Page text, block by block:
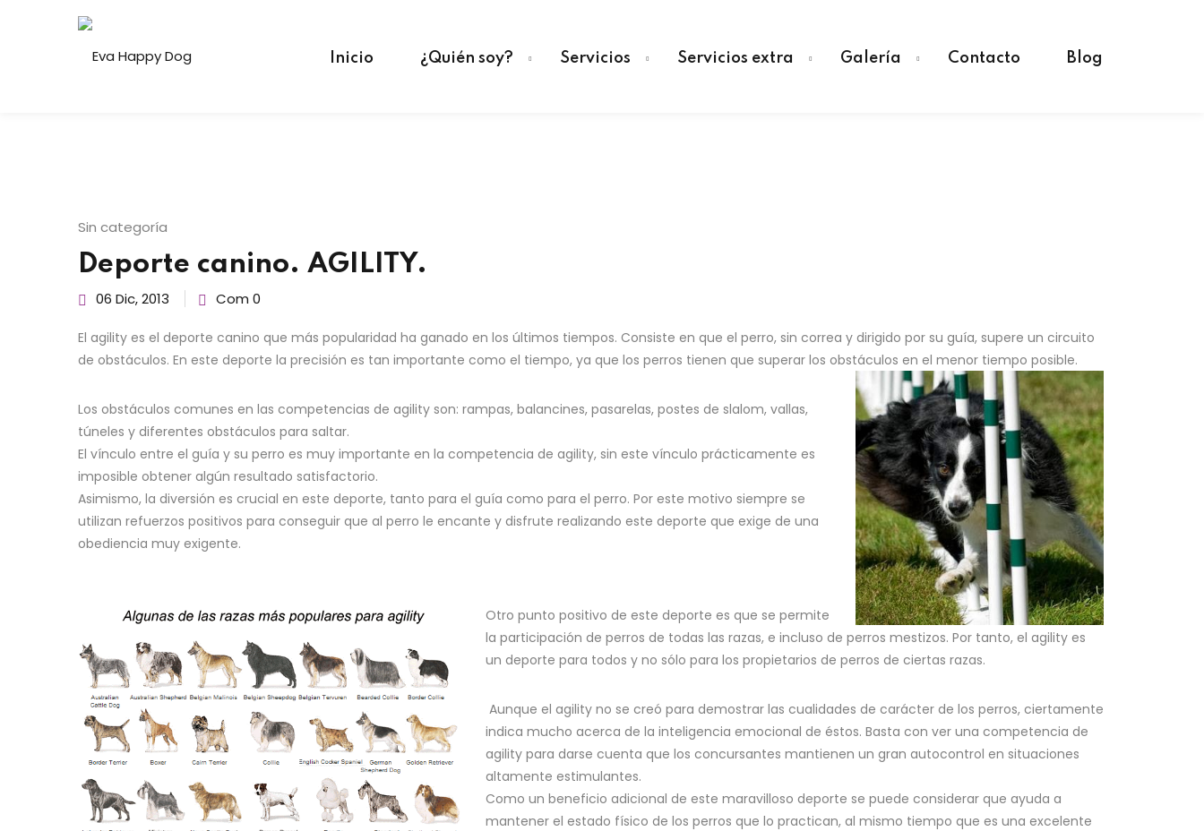
Inicio ¿Quién soy? Servicios Servicios extra Galería Contacto Blog
Sin categoría
Deporte canino. AGILITY.
06 Dic, 2013 Com 0
El agility es el deporte canino que más popularidad ha ganado en los últimos tiempos. Consiste en que el perro, sin correa y dirigido por su guía, supere un circuito
de obstáculos. En este deporte la precisión es tan importante como el tiempo, ya que los perros tienen que superar los obstáculos en el menor tiempo posible.
Los obstáculos comunes en las competencias de agility son: rampas, balancines, pasarelas, postes de slalom, vallas,
túneles y diferentes obstáculos para saltar.
El vínculo entre el guía y su perro es muy importante en la competencia de agility, sin este vínculo prácticamente es
imposible obtener algún resultado satisfactorio.
Asimismo, la diversión es crucial en este deporte, tanto para el guía como para el perro. Por este motivo siempre se
utilizan refuerzos positivos para conseguir que al perro le encante y disfrute realizando este deporte que exige de una
obediencia muy exigente.
Otro punto positivo de este deporte es que se permite
la participación de perros de todas las razas, e incluso de perros mestizos. Por tanto, el agility es
un deporte para todos y no sólo para los propietarios de perros de ciertas razas.
Aunque el agility no se creó para demostrar las cualidades de carácter de los perros, ciertamente
indica mucho acerca de la inteligencia emocional de éstos. Basta con ver una competencia de
agility para darse cuenta que los concursantes mantienen un gran autocontrol en situaciones
altamente estimulantes.
Como un beneficio adicional de este maravilloso deporte se puede considerar que ayuda a
mantener el estado físico de los perros que lo practican, al mismo tiempo que es una excelente
Remember me Lost your password?
Already have an account? Sign in